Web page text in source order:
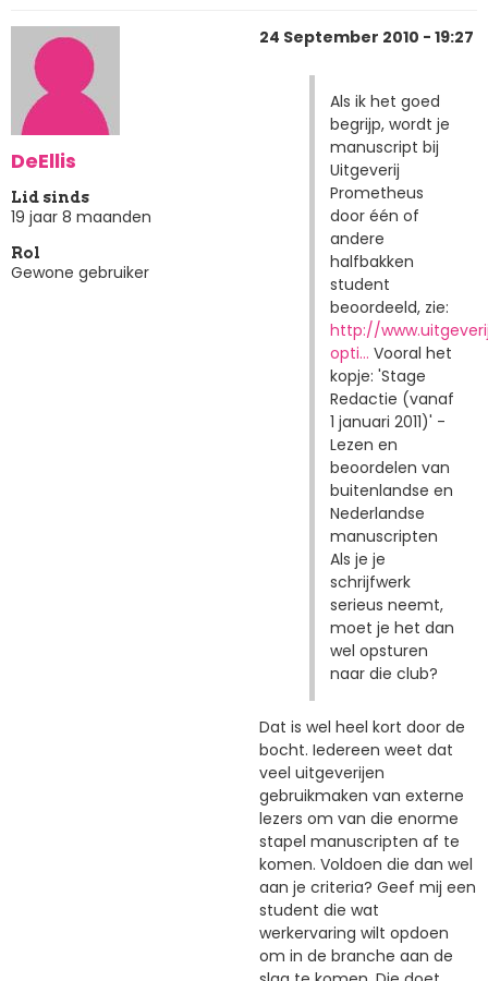
DeEllis
Lid sinds
19 jaar 8 maanden
Rol
Gewone gebruiker
24 September 2010 - 19:27
Als ik het goed
begrijp, wordt je
manuscript bij
Uitgeverij
Prometheus
door één of
andere
halfbakken
student
beoordeeld, zie:
http://
opti… Vooral het
kopje: 'Stage
Redactie (vanaf
1 januari 2011)' -
Lezen en
beoordelen van
buitenlandse en
Nederlandse
manuscripten
Als je je
schrijfwerk
serieus neemt,
moet je het dan
wel opsturen
naar die club?
Dat is wel heel kort door de
bocht. Iedereen weet dat
veel uitgeverijen
gebruikmaken van externe
lezers om van die enorme
stapel manuscripten af te
komen. Voldoen die dan wel
aan je criteria? Geef mij een
student die wat
werkervaring wilt opdoen
om in de branche aan de